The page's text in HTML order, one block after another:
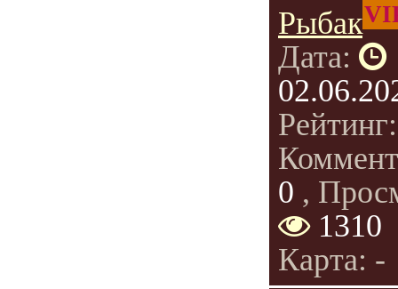
Рыбак
Дата:
0 ,
1310
Карта: -